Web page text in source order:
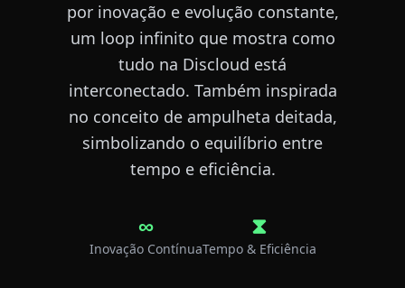
por inovação e evolução constante,
um loop infinito que mostra como
tudo na Discloud está
interconectado. Também inspirada
no conceito de ampulheta deitada,
simbolizando o equilíbrio entre
tempo e eficiência.
∞
Inovação Contínua
⧗
Tempo & Eficiência